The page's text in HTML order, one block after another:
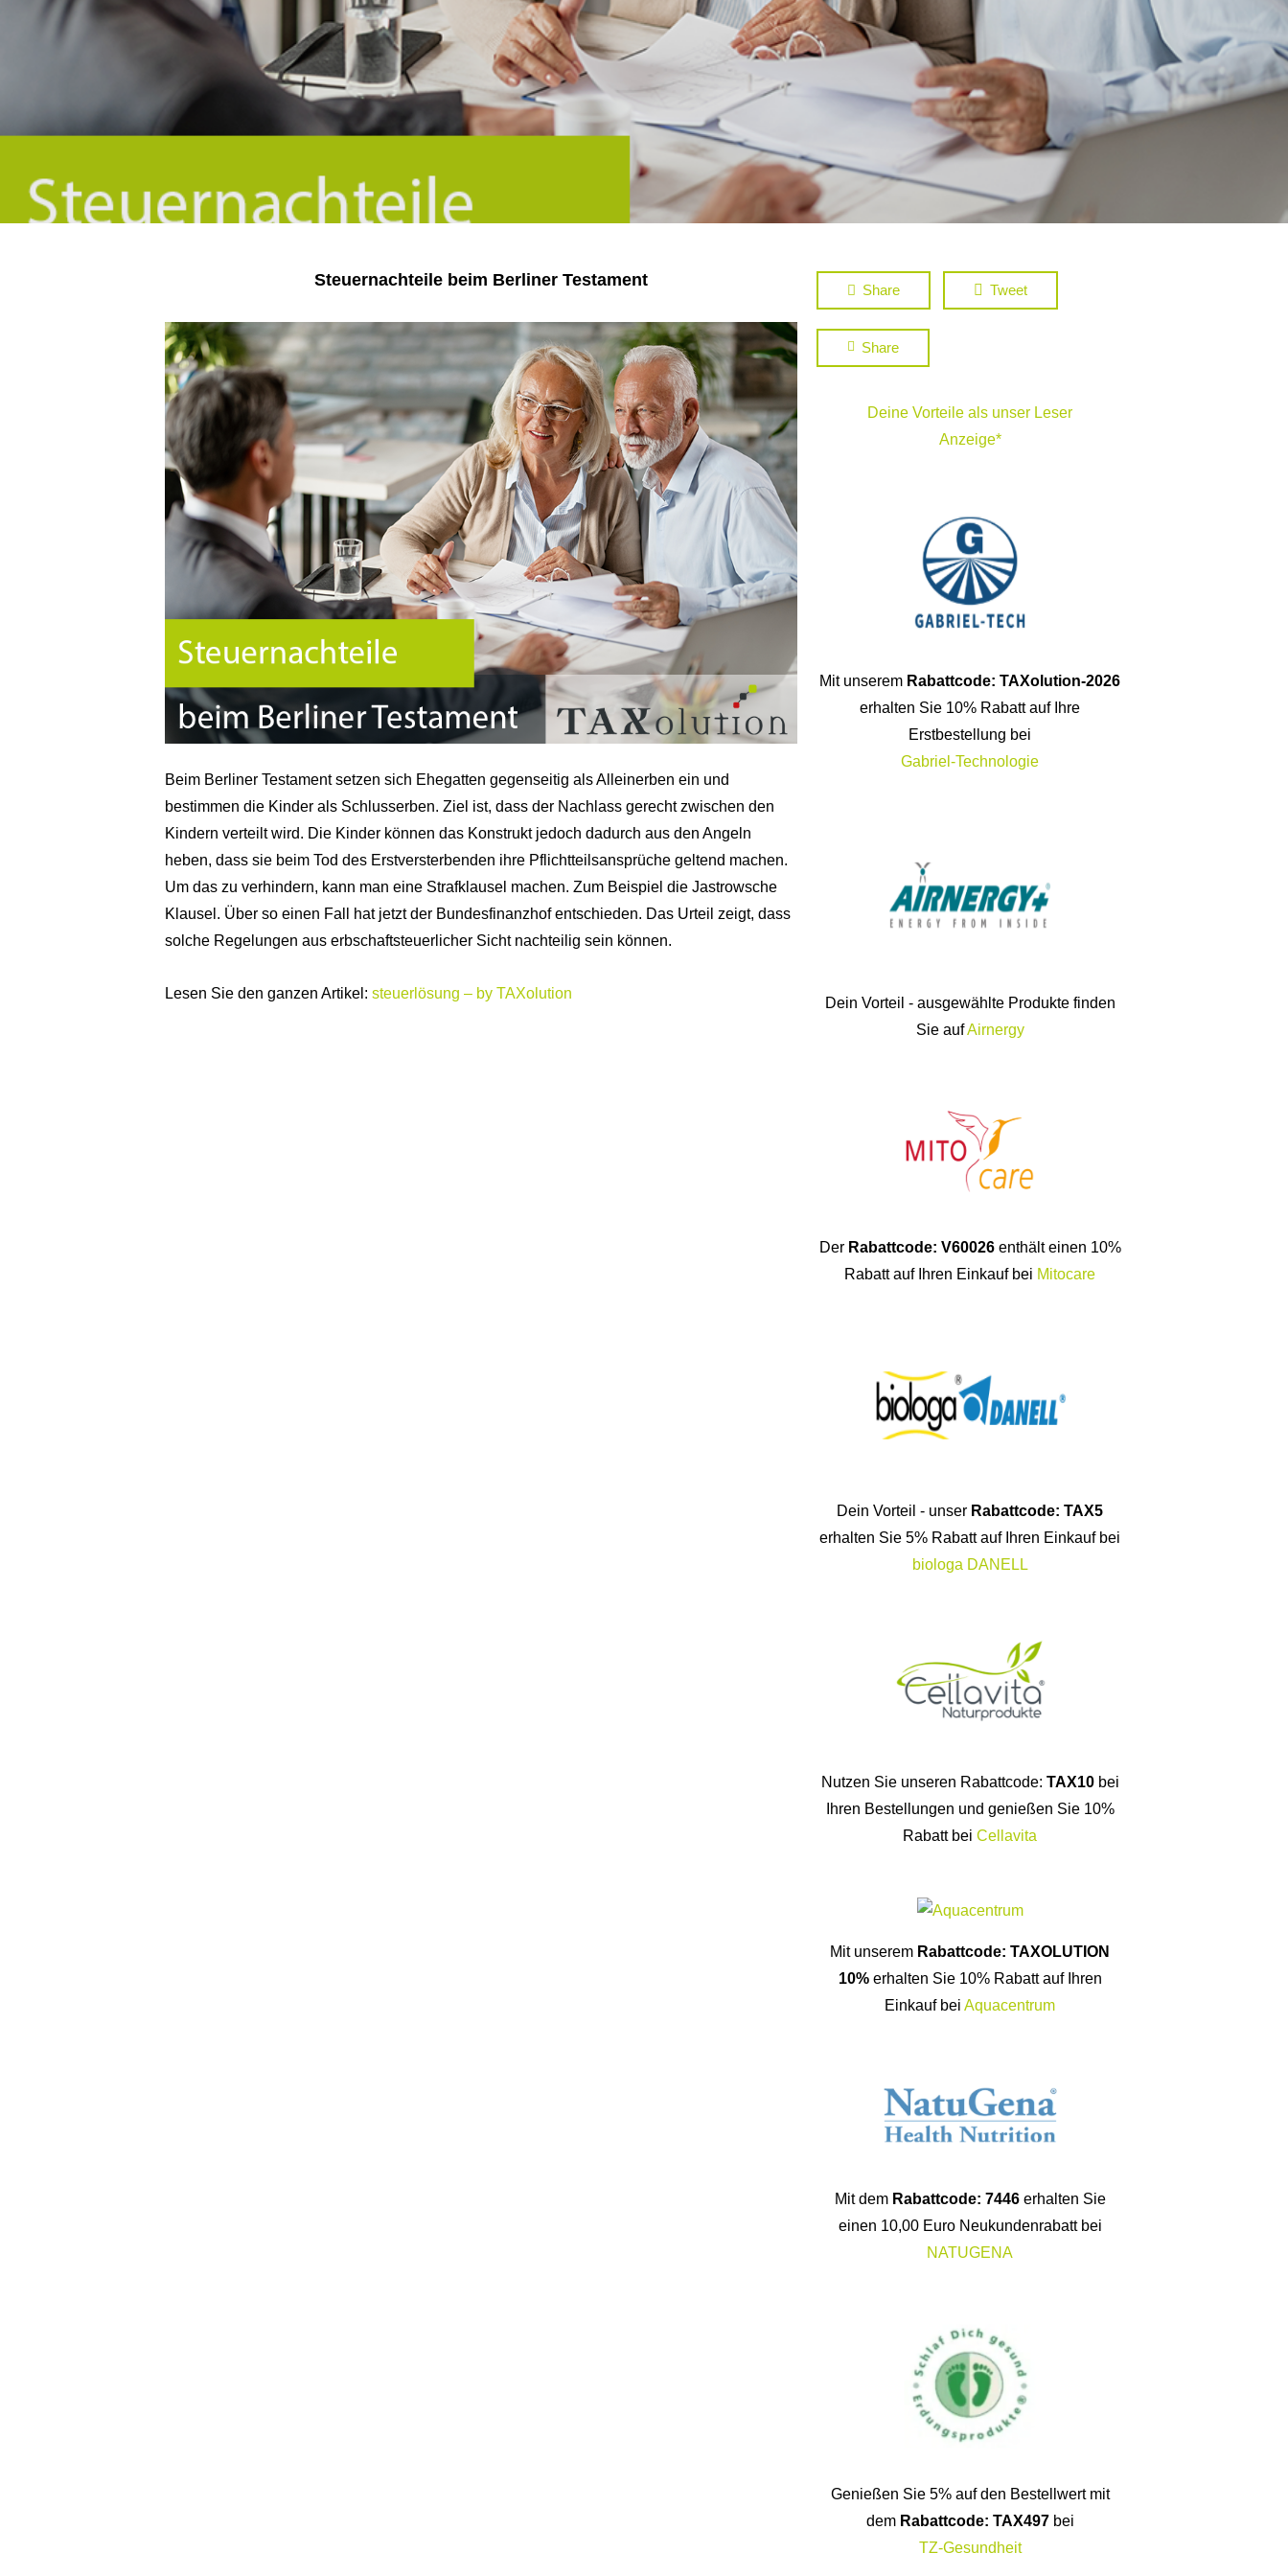
Steuernachteile beim Berliner Testament
Beim Berliner Testament setzen sich Ehegatten gegenseitig als Alleinerben ein und
bestimmen die Kinder als Schlusserben. Ziel ist, dass der Nachlass gerecht zwischen den
Kindern verteilt wird. Die Kinder können das Konstrukt jedoch dadurch aus den Angeln
heben, dass sie beim Tod des Erstversterbenden ihre Pflichtteilsansprüche geltend machen.
Um das zu verhindern, kann man eine Strafklausel machen. Zum Beispiel die Jastrowsche
Klausel. Über so einen Fall hat jetzt der Bundesfinanzhof entschieden. Das Urteil zeigt, dass
solche Regelungen aus erbschaftsteuerlicher Sicht nachteilig sein können.
Lesen Sie den ganzen Artikel:steuerlösung – by TAXolution
Share Tweet
Share
Deine Vorteile als unser Leser
Anzeige*
Mit unserem Rabattcode: TAXolution-2026
erhalten Sie 10% Rabatt auf Ihre
Erstbestellung bei
Gabriel-Technologie
Dein Vorteil - ausgewählte Produkte finden
Sie aufAirnergy
Der Rabattcode: V60026 enthält einen 10%
Rabatt auf Ihren Einkauf bei Mitocare
Dein Vorteil - unser Rabattcode: TAX5
erhalten Sie 5% Rabatt auf Ihren Einkauf bei
biologa DANELL
Nutzen Sie unseren Rabattcode: TAX10bei
Ihren Bestellungen und genießen Sie 10%
Rabatt bei Cellavita
Mit unserem Rabattcode: TAXOLUTION
10%erhalten Sie 10% Rabatt auf Ihren
Einkauf bei Aquacentrum
Mit dem Rabattcode: 7446erhalten Sie
einen 10,00 Euro Neukundenrabatt bei
NATUGENA
Genießen Sie 5% auf den Bestellwert mit
dem Rabattcode: TAX497 bei
TZ-Gesundheit